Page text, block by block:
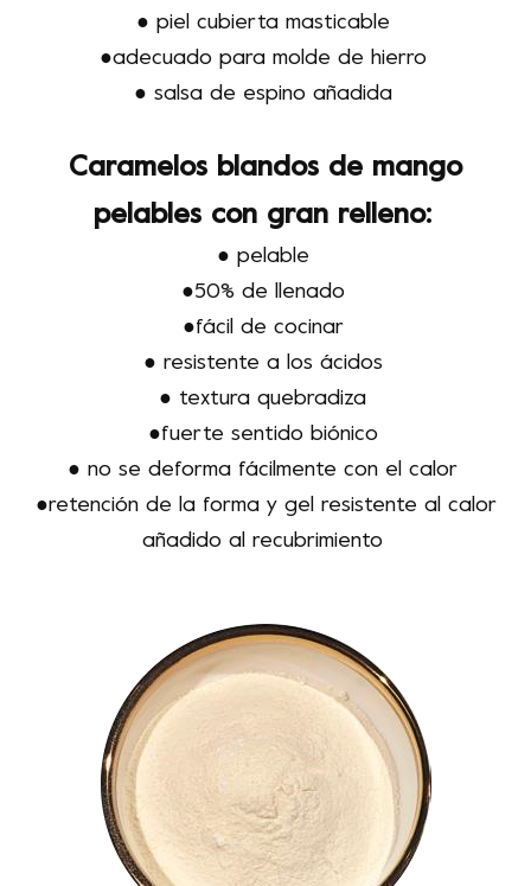
● piel cubierta masticable
●adecuado para molde de hierro
● salsa de espino añadida
Caramelos blandos de mango
pelables con gran relleno:
● pelable
●50% de llenado
●fácil de cocinar
● resistente a los ácidos
● textura quebradiza
●fuerte sentido biónico
● no se deforma fácilmente con el calor
●retención de la forma y gel resistente al calor
añadido al recubrimiento